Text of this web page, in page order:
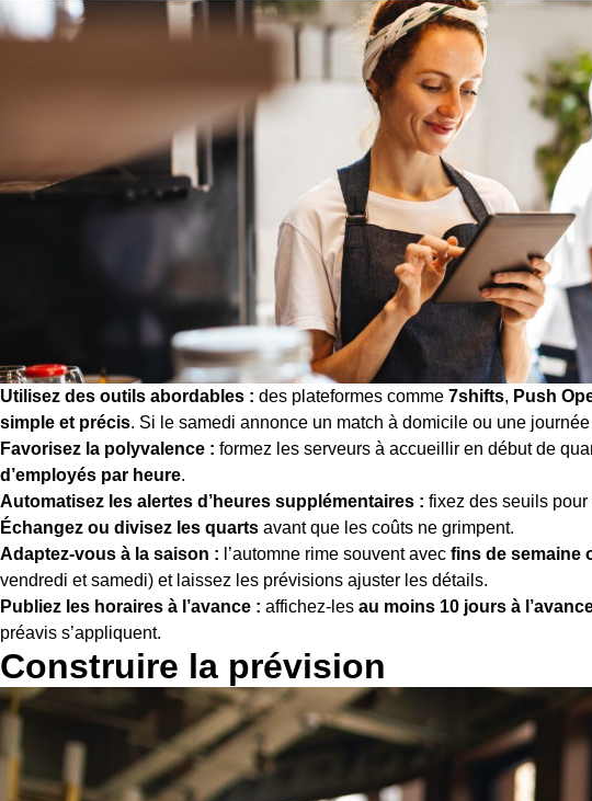
Utilisez des outils abordables : des plateformes comme 7shifts, Push
simple et précis. Si le samedi annonce un match à domicile ou une
Favorisez la polyvalence : formez les serveurs à accueillir en début de
d’employés par heure.
Automatisez les alertes d’heures supplémentaires : fixez des seuils
Échangez ou divisez les quarts avant que les coûts ne grimpent.
Adaptez-vous à la saison : l’automne rime souvent avec fins de semaine
vendredi et samedi) et laissez les prévisions ajuster les détails.
Publiez les horaires à l’avance : affichez-les au moins 10 jours à
préavis s’appliquent.
Construire la prévision